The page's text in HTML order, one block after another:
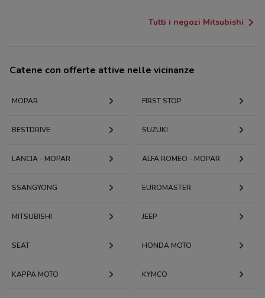
Tutti i negozi Mitsubishi
Catene con offerte attive nelle vicinanze
MOPAR FIRST STOP
BESTDRIVE SUZUKI
LANCIA - MOPAR ALFA ROMEO - MOPAR
SSANGYONG EUROMASTER
MITSUBISHI JEEP
SEAT HONDA MOTO
KAPPA MOTO KYMCO